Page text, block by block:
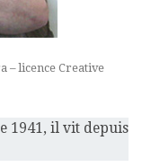
– licence Creative
1941, il vit depuis